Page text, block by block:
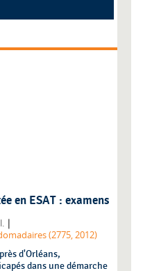
en ESAT : examens
|
(2775, 2012)
d'Orléans,
dans une démarche